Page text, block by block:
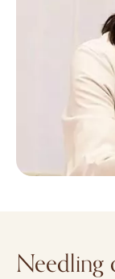
Needling